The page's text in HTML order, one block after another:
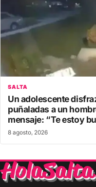
SALTA
Un adolescente
puñaladas a un
mensaje: “Te estoy
8 agosto, 2026